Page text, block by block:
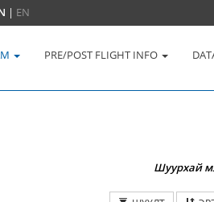
| EN
PRE/POST FLIGHT INFO
Шуурхай